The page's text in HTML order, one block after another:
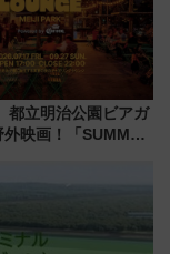
都立明治公園ビアガ
映画！「SUMMER